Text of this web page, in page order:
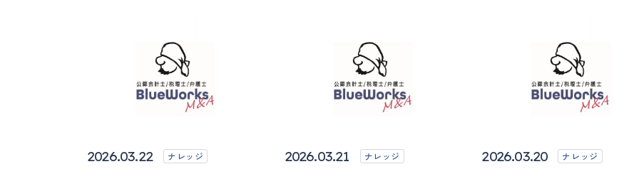
2026.03.22 ナレッジ 2026.03.21 ナレッジ 2026.03.20 ナレッジ